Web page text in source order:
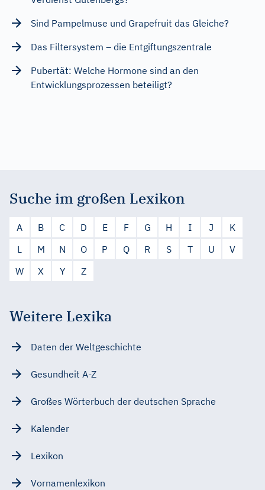
Sind Pampelmuse und Grapefruit das Gleiche?
Das Filtersystem – die Entgiftungszentrale
Pubertät: Welche Hormone sind an den
Entwicklungsprozessen beteiligt?
Suche im großen Lexikon
A B C D E F G H I J
K
L
M N O P Q R S T U
V
W
X Y Z
Weitere Lexika
Daten der Weltgeschichte
Gesundheit A-Z
Großes Wörterbuch der deutschen Sprache
Kalender
Lexikon
Vornamenlexikon